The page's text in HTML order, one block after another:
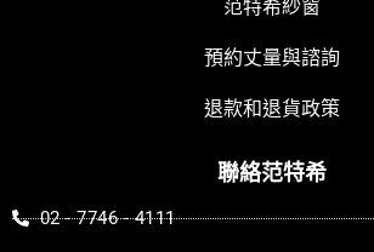
范特希紗窗
預約丈量與諮詢
退款和退貨政策
聯絡范特希
02 - 7746 - 4111